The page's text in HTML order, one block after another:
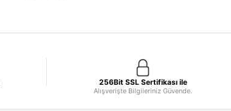
256Bit SSL Sertifikası ile
Alışverişte Bilgileriniz Güvende.